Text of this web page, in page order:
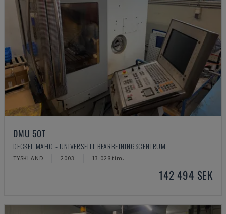
DMU 50T
DECKEL MAHO - UNIVERSELLT BEARBETNINGSCENTRUM
TYSKLAND 2003 13.028 tim.
142 494 SEK